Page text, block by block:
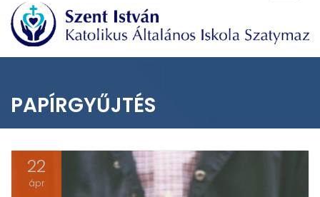
PAPÍRGYŰJTÉS
22
ápr